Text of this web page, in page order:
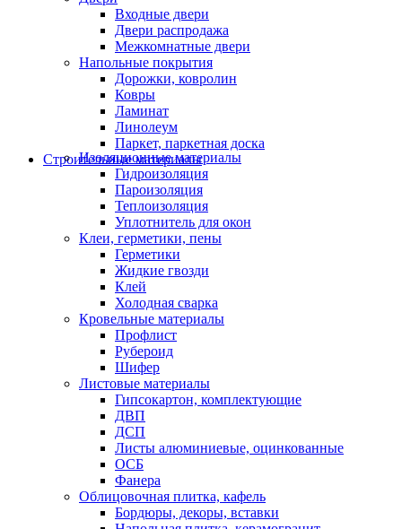
Входные двери
Двери распродажа
Межкомнатные двери
Напольные покрытия
Дорожки, ковролин
Ковры
Ламинат
Линолеум
Паркет, паркетная доска
Строительные материалы
Изоляционные материалы
Гидроизоляция
Пароизоляция
Теплоизоляция
Уплотнитель для окон
Клеи, герметики, пены
Герметики
Жидкие гвозди
Клей
Холодная сварка
Кровельные материалы
Профлист
Рубероид
Шифер
Листовые материалы
Гипсокартон, комплектующие
ДВП
ДСП
Листы алюминиевые, оцинкованные
ОСБ
Фанера
Облицовочная плитка, кафель
Бордюры, декоры, вставки